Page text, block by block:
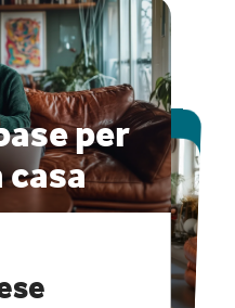
per
ONLINE
veloce e
speciali